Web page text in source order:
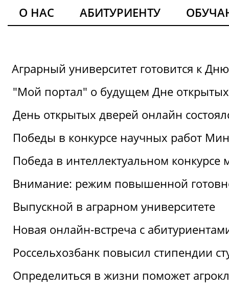
О НАС АБИТУРИЕНТУ
Аграрный университет готовится к
"Мой портал" о будущем Дне
День открытых дверей онлайн
Победы в конкурсе научных работ
Победа в интеллектуальном конкурсе
Внимание: режим повышенной
Выпускной в аграрном университете
Новая онлайн-встреча с
Россельхозбанк повысил стипендии
Определиться в жизни поможет